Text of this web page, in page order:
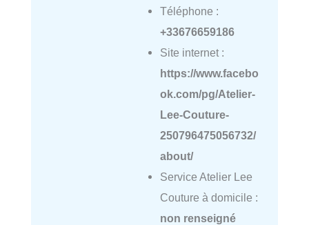
Téléphone :
+33676659186
Site internet :
https://www.facebo
ok.com/pg/Atelier-
Lee-Couture-
250796475056732/
about/
Service Atelier Lee
Couture à domicile :
non renseigné